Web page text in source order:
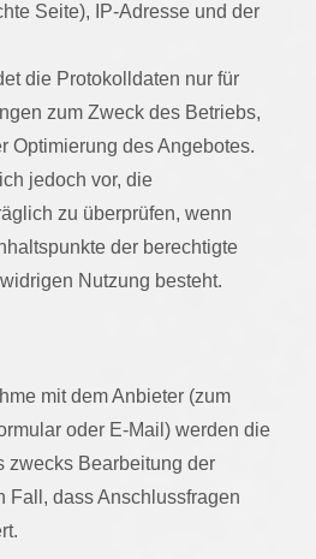
Seite), IP-Adresse und der
die Protokolldaten nur für
zum Zweck des Betriebs,
Optimierung des Angebotes.
jedoch vor, die
zu überprüfen, wenn
der berechtigte
Nutzung besteht.
mit dem Anbieter (zum
oder E-Mail) werden die
zwecks Bearbeitung der
Fall, dass Anschlussfragen